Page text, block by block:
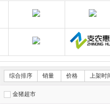
郑州惠阳畜牧科技有限公司欧诺动保旗舰店
金猪速达体验店 狂彪畜牧设备耗
综合排序 销量 价格 上架时
金猪超市